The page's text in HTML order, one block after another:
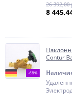
26 392,00
8
-68%
Contur